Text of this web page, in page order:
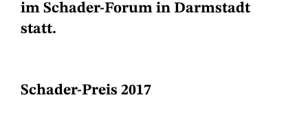
im Schader-Forum in Darmstadt
statt.
Schader-Preis 2017